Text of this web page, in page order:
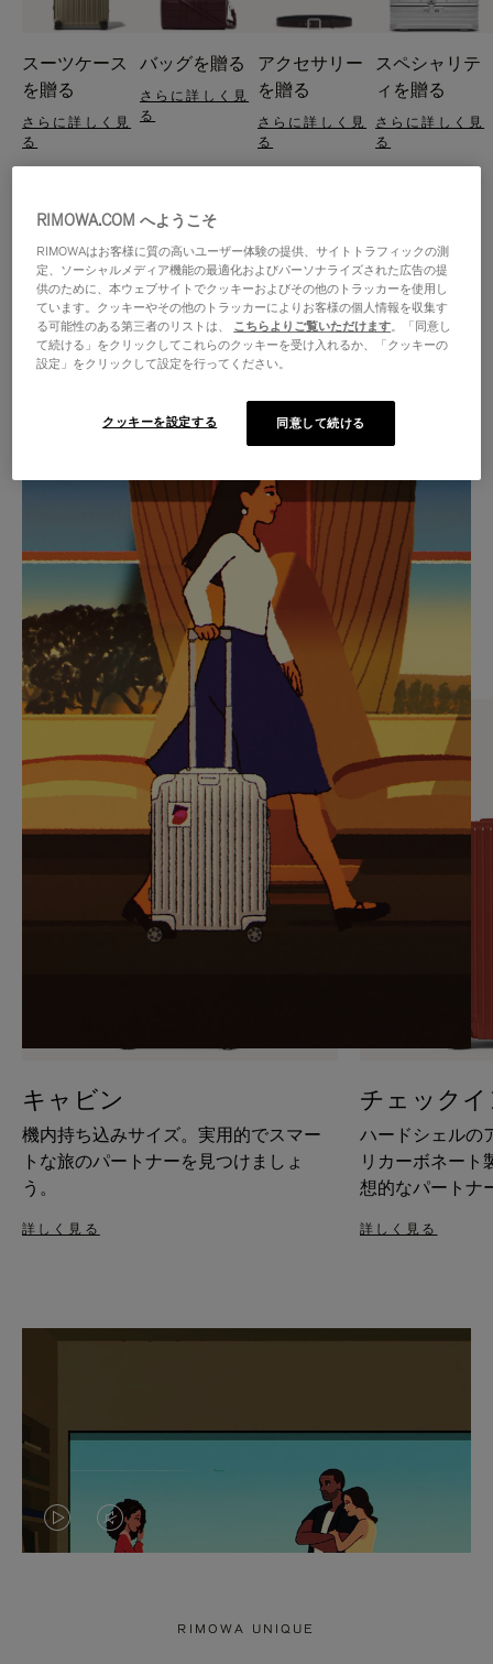
スーツケース
を贈る
さらに詳しく見
る
バッグを贈る
さらに詳しく見
る
アクセサリー
を贈る
さらに詳しく見
る
スペシャリテ
ィを贈る
さらに詳しく見
る
IS
PLAYED,
PLEASE
PRESS
TO
PAUSE
IT
IS
MUTED,
PLEASE
PRESS
TO
UNMUTE
IT
厳選されたギフトセレクション
あらゆる旅に寄り添う究極の
パートナーを見つけましょう
キャビン
機内持ち込みサイズ。実用的でスマー
トな旅のパートナーを見つけましょ
う。
詳しく見る
チェック
ハードシェルの
リカーボネート
想的なパートナ
詳しく見る
VIDEOVIDEO
RIMOWA UNIQUE
RIMOWA.COM へようこそ
RIMOWAはお客様に質の高いユーザー体験の提供、サイトトラフィックの測
定、ソーシャルメディア機能の最適化およびパーソナライズされた広告の提
供のために、本ウェブサイトでクッキーおよびその他のトラッカーを使用し
ています。クッキーやその他のトラッカーによりお客様の個人情報を収集す
る可能性のある第三者のリストは、 こちらよりご覧いただけます。「同意し
て続ける」をクリックしてこれらのクッキーを受け入れるか、「クッキーの
設定」をクリックして設定を行ってください。
クッキーを設定する 同意して続ける